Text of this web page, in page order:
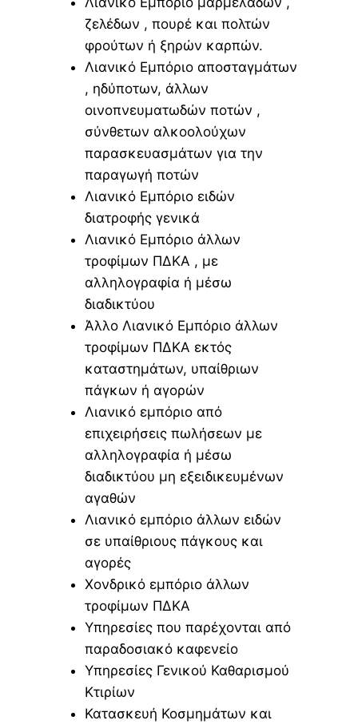
ζελέδων , πουρέ και πολτών
φρούτων ή ξηρών καρπών.
Λιανικό Εμπόριο αποσταγμάτων
, ηδύποτων, άλλων
οινοπνευματωδών ποτών ,
σύνθετων αλκοολούχων
παρασκευασμάτων για την
παραγωγή ποτών
Λιανικό Εμπόριο ειδών
διατροφής γενικά
Λιανικό Εμπόριο άλλων
τροφίμων ΠΔΚΑ , με
αλληλογραφία ή μέσω
διαδικτύου
Άλλο Λιανικό Εμπόριο άλλων
τροφίμων ΠΔΚΑ εκτός
καταστημάτων, υπαίθριων
πάγκων ή αγορών
Λιανικό εμπόριο από
επιχειρήσεις πωλήσεων με
αλληλογραφία ή μέσω
διαδικτύου μη εξειδικευμένων
αγαθών
Λιανικό εμπόριο άλλων ειδών
σε υπαίθριους πάγκους και
αγορές
Χονδρικό εμπόριο άλλων
τροφίμων ΠΔΚΑ
Υπηρεσίες που παρέχονται από
παραδοσιακό καφενείο
Υπηρεσίες Γενικού Καθαρισμού
Κτιρίων
Κατασκευή Κοσμημάτων και